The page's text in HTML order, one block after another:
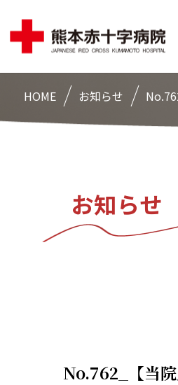
HOME お知らせ
お知らせ
No.762_【当